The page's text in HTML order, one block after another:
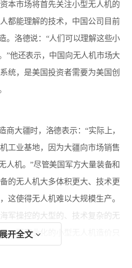
本市场将首先关注小型无人机的
都能理解的技术，中国公司目前
。洛德说：“人们可以理解这些小
”他还表示，中国向无人机市场大
统，是美国投资者需要为美国创
商大疆时，洛德表示：“实际上，
工业基地，因为大疆向市场销售
人机。”尽管美国军方大量装备和
的无人机大多体积更大、技术更
这使得无人机难以大规模生产。
军操控的大型的、技术复杂的无
，而商业化的小型无人机造价只
展开全文